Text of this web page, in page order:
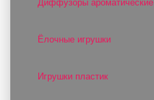
Диффузоры ароматические
Ёлочные игрушки
Игрушки пластик